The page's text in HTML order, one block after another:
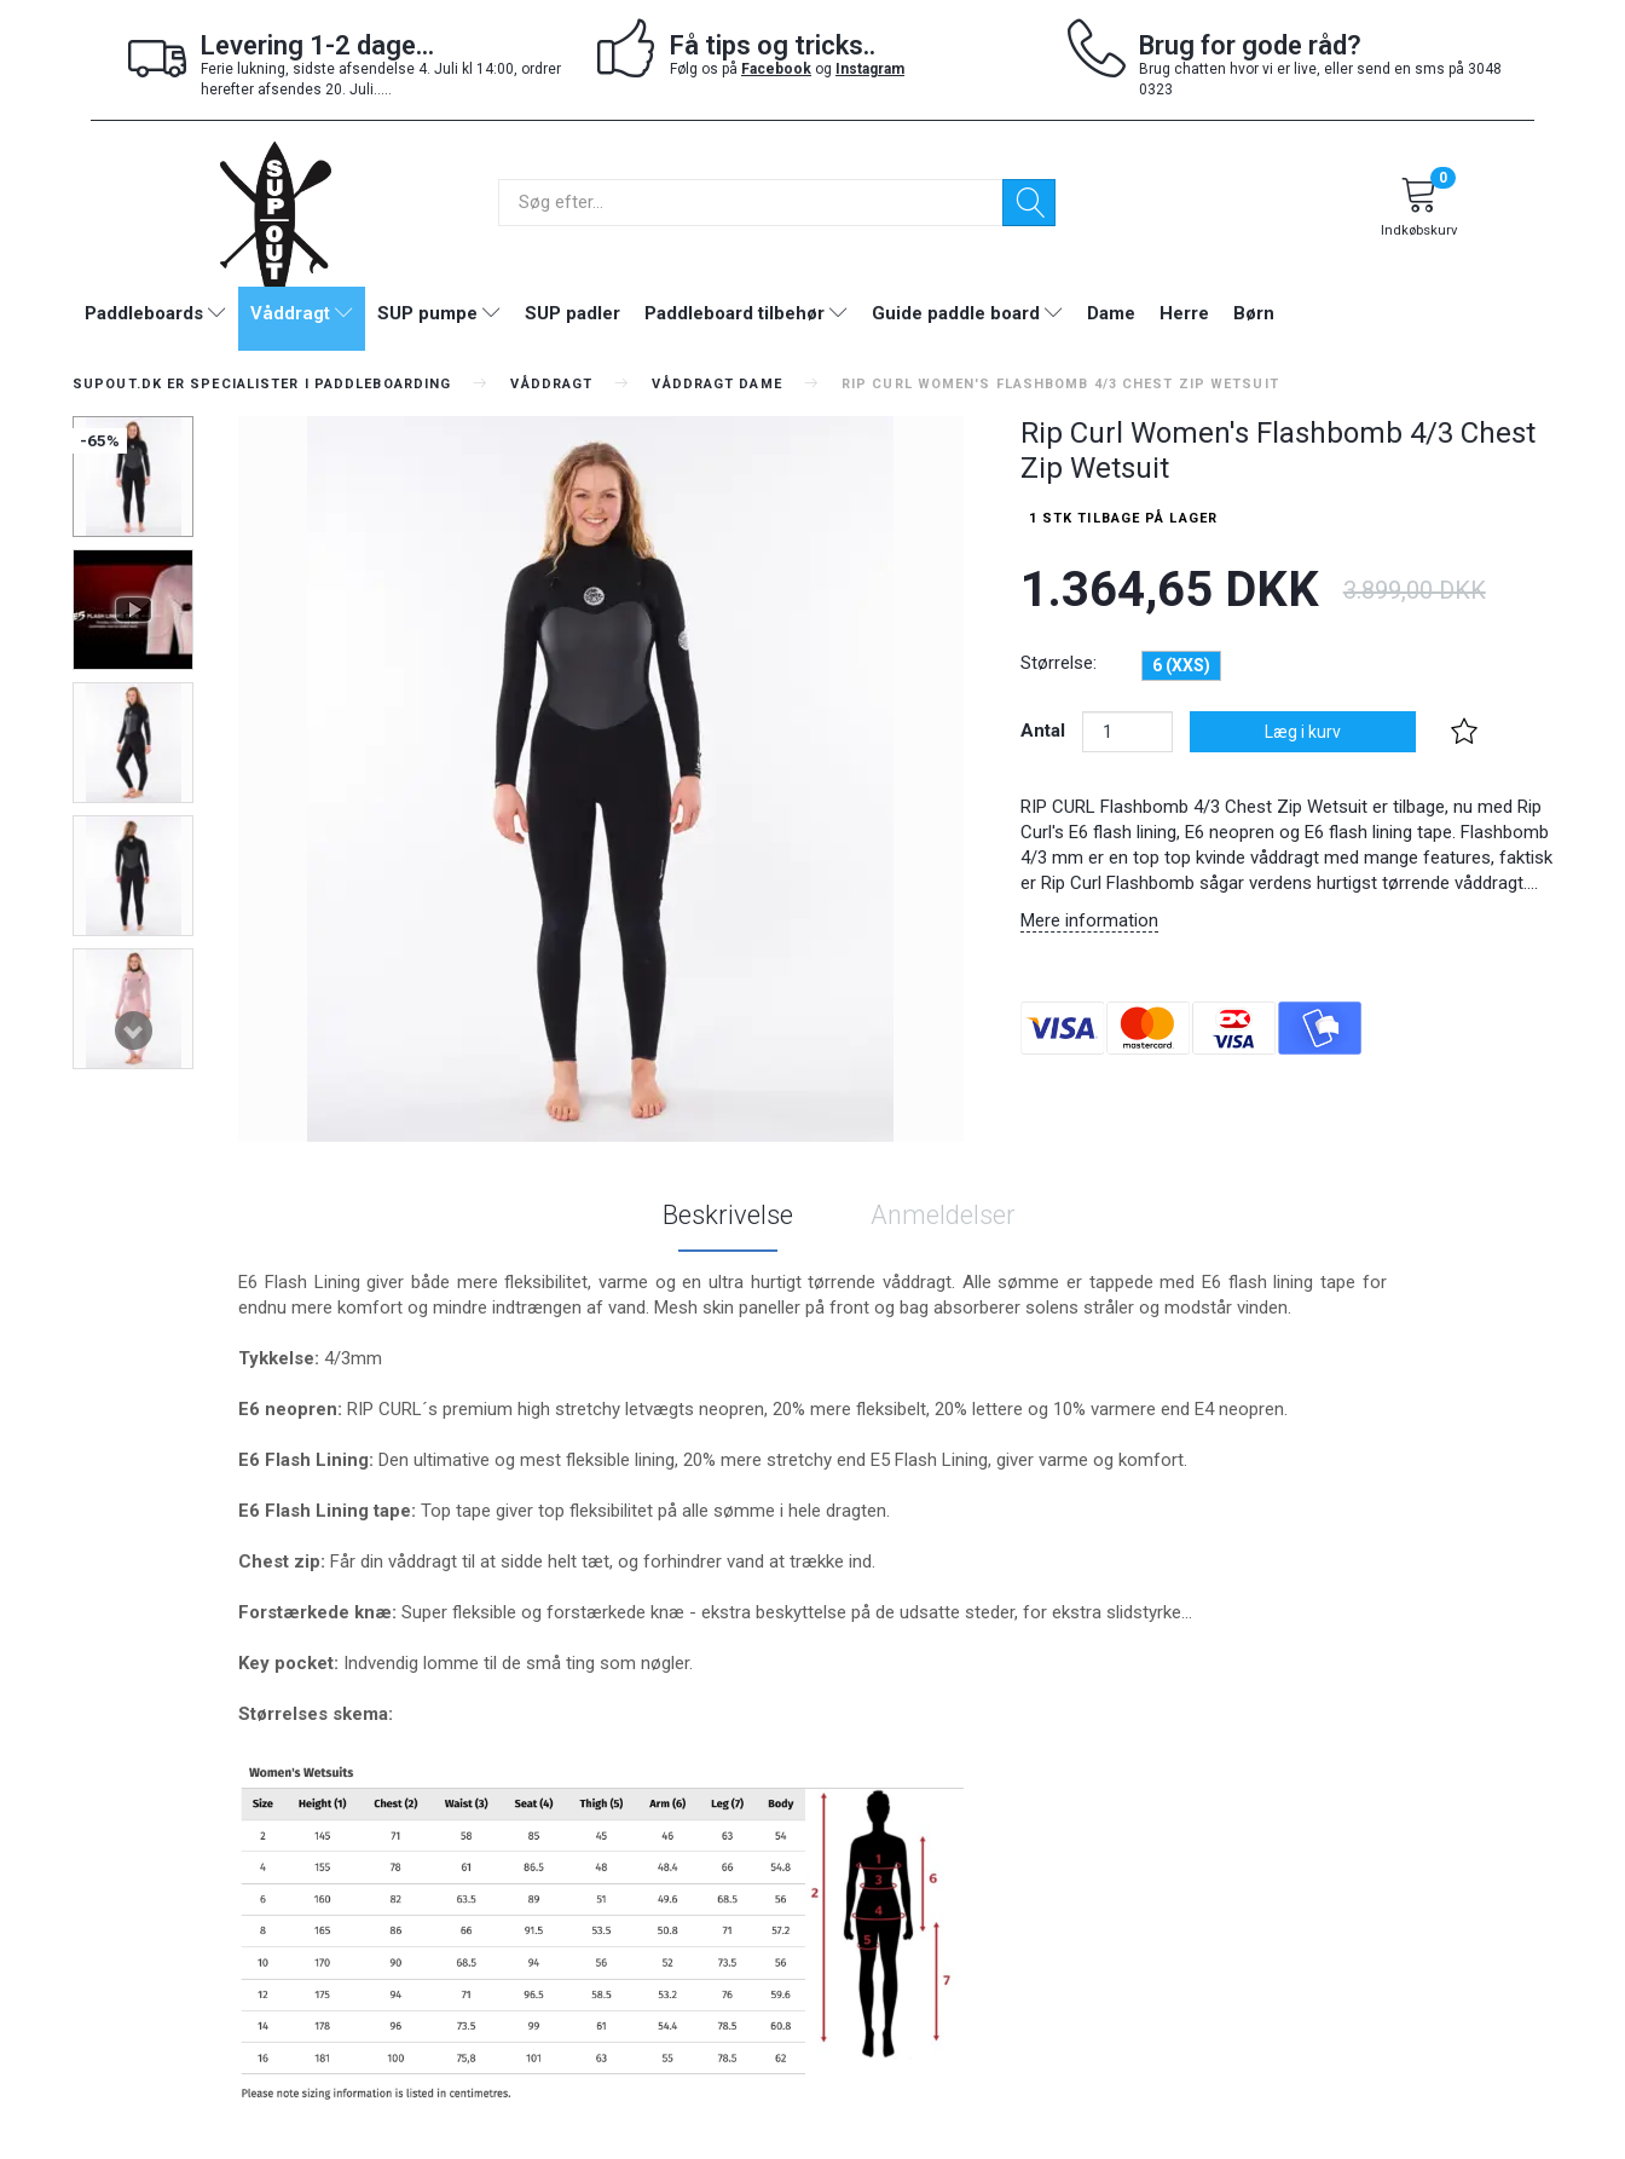
Levering 1-2 dage...
Ferie lukning, sidste afsendelse 4. Juli kl 14:00, ordrer
herefter afsendes 20. Juli.....
Få tips og tricks..
Følg os på Facebook og Instagram
Brug for gode råd?
Brug chatten hvor vi er live, eller send en sms på 3048
0323
Indkøbskurv
0
Paddleboards Våddragt SUP pumpe SUP padler Paddleboard tilbehør Guide paddle board Dame Herre Børn
SUPOUT.DK ER SPECIALISTER I PADDLEBOARDING VÅDDRAGT VÅDDRAGT DAME RIP CURL WOMEN'S FLASHBOMB 4/3 CHEST ZIP WETSUIT
-65%
Rip Curl Women's Flashbomb 4/3 Chest
Zip Wetsuit
1 STK TILBAGE PÅ LAGER
1.364,65 DKK 3.899,00 DKK
Størrelse: 6 (XXS)
Antal Læg i kurv
RIP CURL Flashbomb 4/3 Chest Zip Wetsuit er tilbage, nu med Rip
Curl's E6 flash lining, E6 neopren og E6 flash lining tape. Flashbomb
4/3 mm er en top top kvinde våddragt med mange features, faktisk
er Rip Curl Flashbomb sågar verdens hurtigst tørrende våddragt....
Mere information
Beskrivelse Anmeldelser
E6 Flash Lining giver både mere fleksibilitet, varme og en ultra hurtigt tørrende våddragt. Alle sømme er tappede med E6 flash lining tape for
endnu mere komfort og mindre indtrængen af vand. Mesh skin paneller på front og bag absorberer solens stråler og modstår vinden.
Tykkelse: 4/3mm
E6 neopren:RIP CURL´s premium high stretchy letvægts neopren, 20% mere fleksibelt, 20% lettere og 10% varmere end E4 neopren.
E6 Flash Lining: Den ultimative og mest fleksible lining, 20% mere stretchy end E5 Flash Lining, giver varme og komfort.
E6 Flash Lining tape: Top tape giver top fleksibilitet på alle sømme i hele dragten.
Chest zip:Får din våddragt til at sidde helt tæt, og forhindrer vand at trække ind.
Forstærkede knæ:Super fleksible og forstærkede knæ - ekstra beskyttelse på de udsatte steder, for ekstra slidstyrke...
Key pocket: Indvendig lomme til de små ting som nøgler.
Størrelses skema: